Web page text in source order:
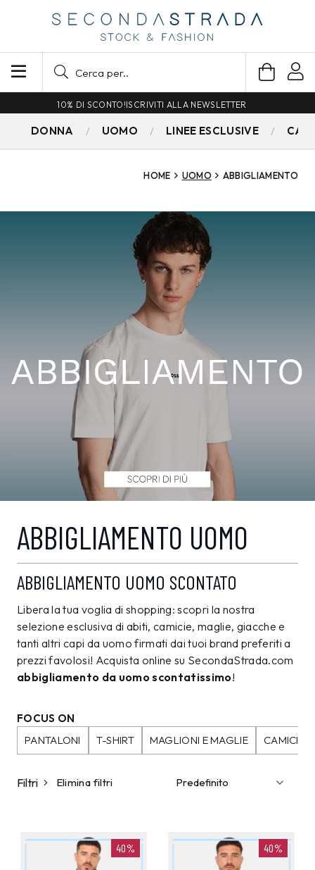
SPEDIZIONE GRATUITA PER ORDINI SUPERIORI A 79€
DONNA UOMO LINEE ESCLUSIVE
HOME UOMO ABBIGLIAMENTO
ABBIGLIAMENTO UOMO
ABBIGLIAMENTO UOMO SCONTATO
Libera la tua voglia di shopping: scopri la nostra
selezione esclusiva di abiti, camicie, maglie, giacche e
tanti altri capi da uomo firmati dai tuoi brand preferiti a
prezzi favolosi! Acquista online su SecondaStrada.com
abbigliamento da uomo scontatissimo!
FOCUS ON
PANTALONI
T-SHIRT MAGLIONI E MAGLIE CAMICIE
Filtri Elimina filtri
40% 40%